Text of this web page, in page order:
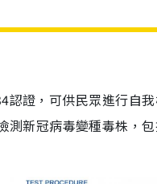
認證，可供民眾進行自
測新冠病毒變種毒株，